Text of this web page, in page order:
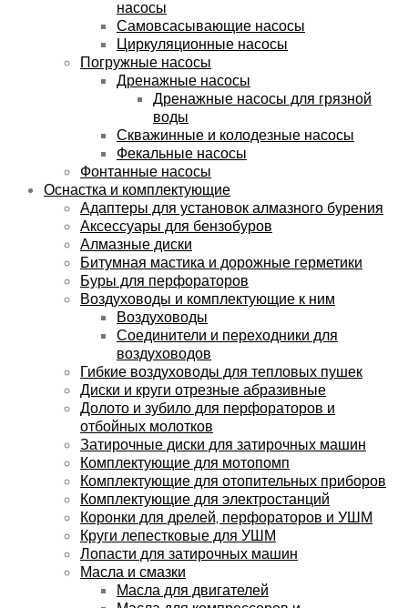
насосы
Самовсасывающие насосы
Циркуляционные насосы
Погружные насосы
Дренажные насосы
Дренажные насосы для грязной
воды
Скважинные и колодезные насосы
Фекальные насосы
Фонтанные насосы
Оснастка и комплектующие
Адаптеры для установок алмазного бурения
Аксессуары для бензобуров
Алмазные диски
Битумная мастика и дорожные герметики
Буры для перфораторов
Воздуховоды и комплектующие к ним
Воздуховоды
Соединители и переходники для
воздуховодов
Гибкие воздуховоды для тепловых пушек
Диски и круги отрезные абразивные
Долото и зубило для перфораторов и
отбойных молотков
Затирочные диски для затирочных машин
Комплектующие для мотопомп
Комплектующие для отопительных приборов
Комплектующие для электростанций
Коронки для дрелей, перфораторов и УШМ
Круги лепестковые для УШМ
Лопасти для затирочных машин
Масла и смазки
Масла для двигателей